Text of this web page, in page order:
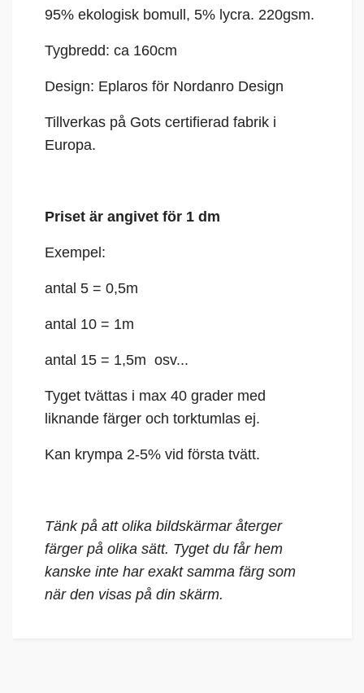
95% ekologisk bomull, 5% lycra. 220gsm.
Tygbredd: ca 160cm
Design: Eplaros för Nordanro Design
Tillverkas på Gots certifierad fabrik i
Europa.
Priset är angivet för 1 dm
Exempel:
antal 5 = 0,5m
antal 10 = 1m
antal 15 = 1,5m osv...
Tyget tvättas i max 40 grader med
liknande färger och torktumlas ej.
Kan krympa 2-5% vid första tvätt.
Tänk på att olika bildskärmar återger
färger på olika sätt. Tyget du får hem
kanske inte har exakt samma färg som
när den visas på din skärm.